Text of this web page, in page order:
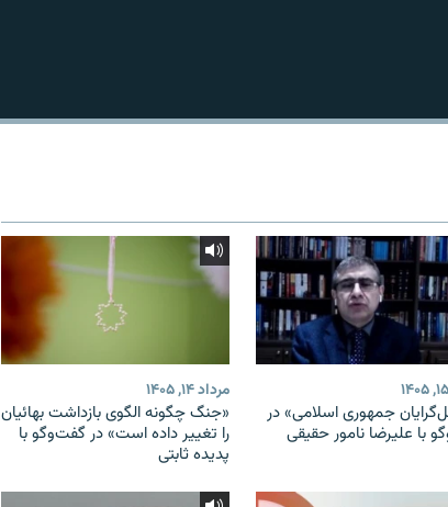
جمهوری اسلامی» در
با علیرضا نامور حقیقی
مرداد ۱۴, ۱۴۰۵
«جنگ چگونه الگوی بازداشت بهائیان
را تغییر داده است» در گفت‌وگو با
پدیده ثابتی